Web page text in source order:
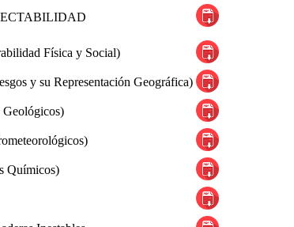
Física y Social)
y su Representación Geográfica)
Geológicos)
Químicos)